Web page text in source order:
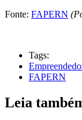
Fonte: FAPERN
Tags:
FAPERN
Leia